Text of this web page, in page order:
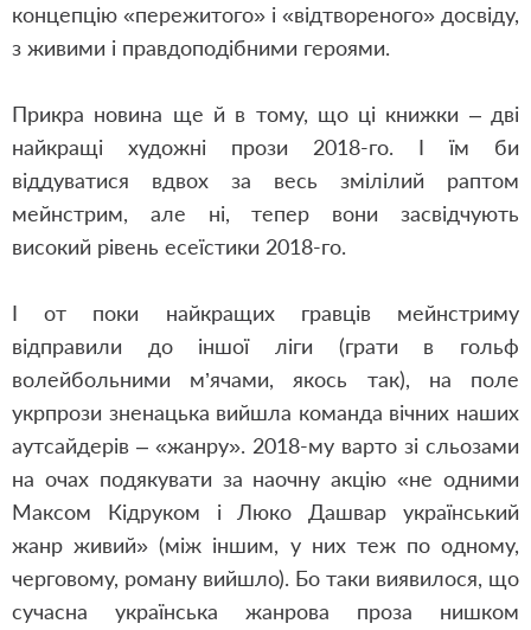
концепцію «пережитого» і «відтвореного» досвіду,
з живими і правдоподібними героями.
Прикра новина ще й в тому, що ці книжки – дві
найкращі художні прози 2018-го. І їм би
віддуватися вдвох за весь змілілий раптом
мейнстрим, але ні, тепер вони засвідчують
високий рівень есеїстики 2018-го.
І от поки найкращих гравців мейнстриму
відправили до іншої ліги (грати в гольф
волейбольними м’ячами, якось так), на поле
укрпрози зненацька вийшла команда вічних наших
аутсайдерів – «жанру». 2018-му варто зі сльозами
на очах подякувати за наочну акцію «не одними
Максом Кідруком і Люко Дашвар український
жанр живий» (між іншим, у них теж по одному,
черговому, роману вийшло). Бо таки виявилося, що
сучасна українська жанрова проза нишком